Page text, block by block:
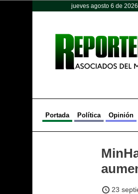
jueves agosto 6 de 2026
Portada Política Opinión
23
Opinión